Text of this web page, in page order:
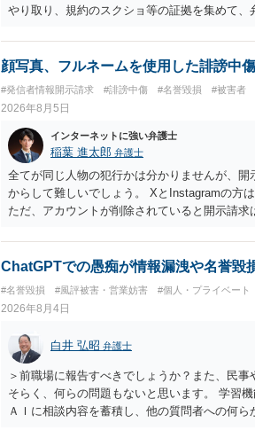
やり取り、規約のスクショ等の証拠を集めて
顔写真、フルネームを使用した誹謗中
#発信者情報開示請求 #誹謗中傷 #名誉毀損 #被害者
2026年8月5日
インターネットに強い弁護士
稲葉 進太郎 弁護士
全てが同じ人物の犯行かは分かりませんが、
からして難しいでしょう。 XとInstagramの方
ただ、アカウントが削除されていると開示請
相手に全ての弁護士費用を負担させることは
せることができるでしょう。訴訟で判決とな
ChatGPTでの愚痴が情報漏洩や名誉毀
#名誉毀損 #風評被害・営業妨害 #個人・プライベート
2026年8月4日
白井 弘昭 弁護士
＞前職場に報告すべきでしょうか？また、民
そらく、何らの問題もないと思います。 学習
ＡＩに相談内容を蓄積し、他の質問者への何